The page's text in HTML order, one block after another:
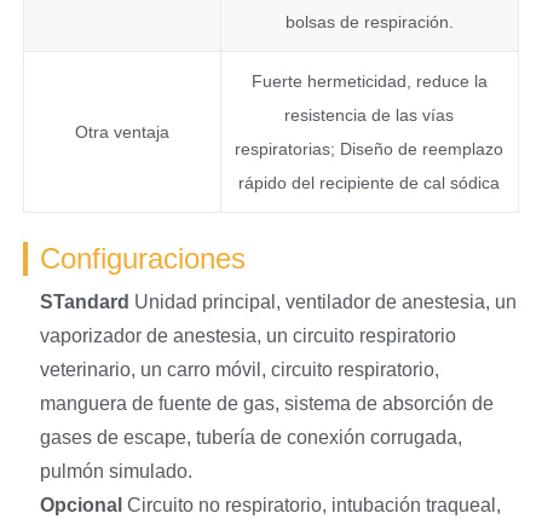
bolsas de respiración.
Otra ventaja
Fuerte hermeticidad, reduce la
resistencia de las vías
respiratorias; Diseño de reemplazo
rápido del recipiente de cal sódica
Configuraciones
STandard Unidad principal, ventilador de anestesia, un
vaporizador de anestesia, un circuito respiratorio
veterinario, un carro móvil, circuito respiratorio,
manguera de fuente de gas, sistema de absorción de
gases de escape, tubería de conexión corrugada,
pulmón simulado.
Opcional Circuito no respiratorio, intubación traqueal,